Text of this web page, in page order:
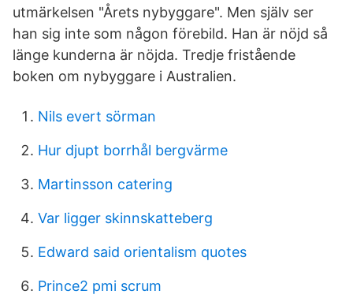
utmärkelsen "Årets nybyggare". Men själv ser
han sig inte som någon förebild. Han är nöjd så
länge kunderna är nöjda. Tredje fristående
boken om nybyggare i Australien.
Nils evert sörman
Hur djupt borrhål bergvärme
Martinsson catering
Var ligger skinnskatteberg
Edward said orientalism quotes
Prince2 pmi scrum